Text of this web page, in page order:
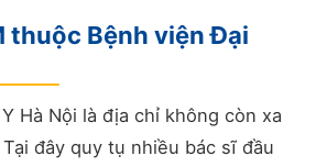
thuộc Bệnh viện Đại
Hà Nội là địa chỉ không còn xa
đây quy tụ nhiều bác sĩ đầu